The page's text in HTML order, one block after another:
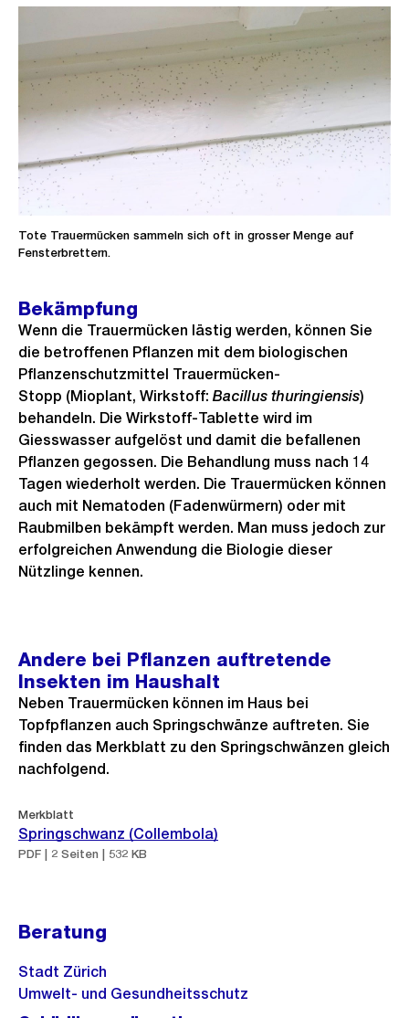
Tote Trauermücken sammeln sich oft in grosser Menge auf
Fensterbrettern.
Bekämpfung
Wenn die Trauermücken lästig werden, können Sie
die betroffenen Pflanzen mit dem biologischen
Pflanzenschutzmittel Trauermücken-
Stopp (Mioplant, Wirkstoff: Bacillus thuringiensis)
behandeln. Die Wirkstoff-Tablette wird im
Giesswasser aufgelöst und damit die befallenen
Pflanzen gegossen. Die Behandlung muss nach 14
Tagen wiederholt werden. Die Trauermücken können
auch mit Nematoden (Fadenwürmern) oder mit
Raubmilben bekämpft werden. Man muss jedoch zur
erfolgreichen Anwendung die Biologie dieser
Nützlinge kennen.
‌Andere bei Pflanzen auftretende
Insekten im Haushalt
Neben Trauermücken können im Haus bei
Topfpflanzen auch Springschwänze auftreten. Sie
finden das Merkblatt zu den Springschwänzen gleich
nachfolgend.
Merkblatt
Springschwanz (Collembola)
PDF | 2 Seiten | 532 KB
Beratung
Stadt Zürich
Umwelt- und Gesundheitsschutz